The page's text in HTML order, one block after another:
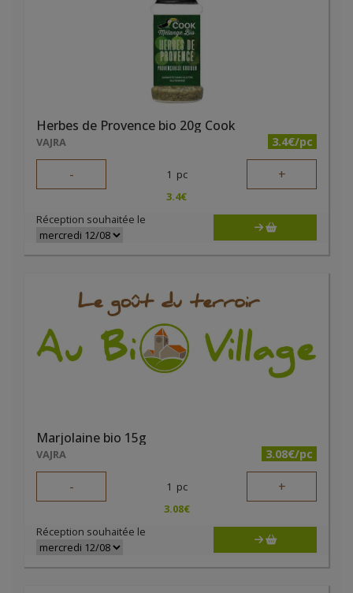
Herbes de Provence bio 20g Cook
VAJRA 3.4€/pc
- 1 pc +
3.4€
Réception souhaitée le
Marjolaine bio 15g
VAJRA 3.08€/pc
- 1 pc +
3.08€
Réception souhaitée le